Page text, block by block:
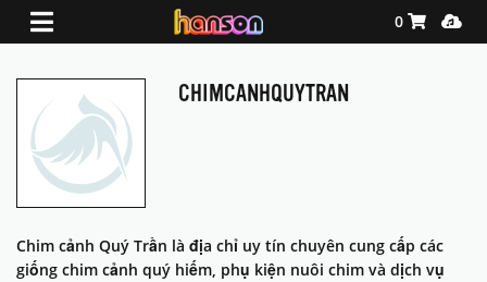
Shopping
0
CHIMCANHQUYTRAN
Chim cảnh Quý Trần là địa chỉ uy tín chuyên cung cấp các
giống chim cảnh quý hiếm, phụ kiện nuôi chim và dịch vụ